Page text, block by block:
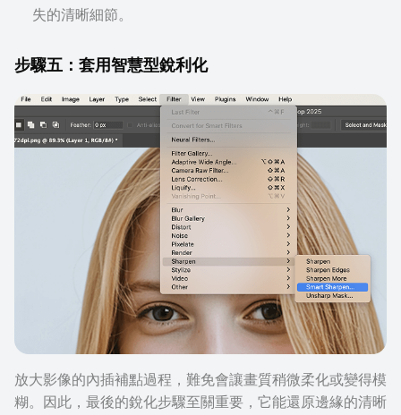
失的清晰細節。
步驟五：套用智慧型銳利化
放大影像的內插補點過程，難免會讓畫質稍微柔化或變得模
糊。因此，最後的銳化步驟至關重要，它能還原邊緣的清晰